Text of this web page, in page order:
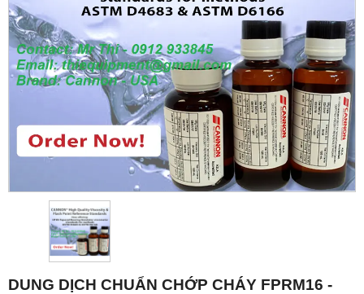
DUNG DỊCH CHUẨN CHỚP CHÁY FPRM16 -